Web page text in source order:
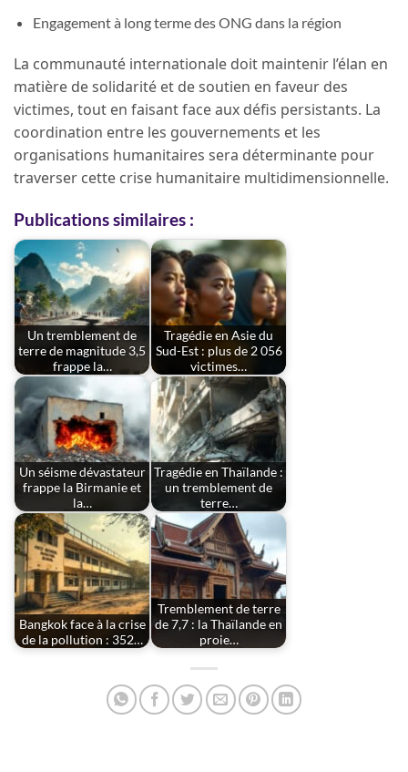
Engagement à long terme des ONG dans la région
La communauté internationale doit maintenir l’élan en
matière de solidarité et de soutien en faveur des
victimes, tout en faisant face aux défis persistants. La
coordination entre les gouvernements et les
organisations humanitaires sera déterminante pour
traverser cette crise humanitaire multidimensionnelle.
Publications similaires :
Un tremblement de
terre de magnitude 3,5
frappe la…
Tragédie en Asie du
Sud-Est : plus de 2 056
victimes…
Un séisme dévastateur
frappe la Birmanie et
la…
Tragédie en Thaïlande :
un tremblement de
terre…
Bangkok face à la crise
de la pollution : 352…
Tremblement de terre
de 7,7 : la Thaïlande en
proie…